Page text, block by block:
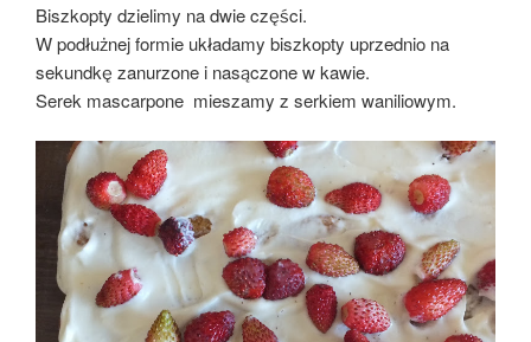
Biszkopty dzielimy na dwie części.
W podłużnej formie układamy biszkopty uprzednio na
sekundkę zanurzone i nasączone w kawie.
Serek mascarpone mieszamy z serkiem waniliowym.